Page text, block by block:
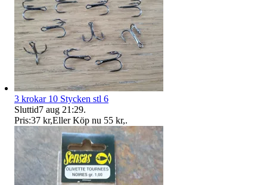
3 krokar 10 Stycken stl 6
Sluttid7 aug 21:29.
Pris:37 kr,Eller Köp nu 55 kr,.